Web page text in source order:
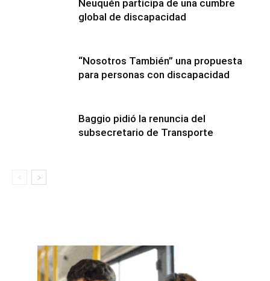
Neuquén participa de una cumbre
global de discapacidad
“Nosotros También” una propuesta
para personas con discapacidad
Baggio pidió la renuncia del
subsecretario de Transporte